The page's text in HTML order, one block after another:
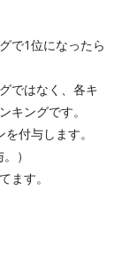
で1位になったら
ではなく、各キ
キングです。
付与します。
）
ます。